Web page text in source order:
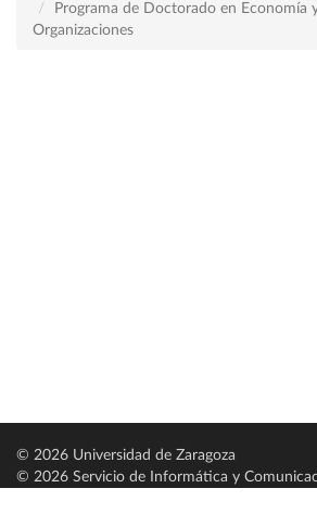
Programa de Doctorado en Economía
Organizaciones
© 2026 Universidad de Zaragoza
© 2026 Servicio de Informática y